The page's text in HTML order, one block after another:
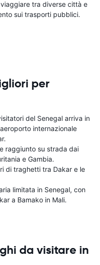
tra diverse città e
sui trasporti pubblici.
per
del Senegal arriva in
internazionale
raggiunto su strada dai
e Gambia.
di traghetti tra Dakar e le
limitata in Senegal, con
a Bamako in Mali.
da visitare in